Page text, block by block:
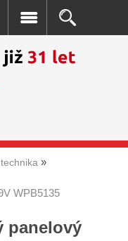
WPB5135
panelový